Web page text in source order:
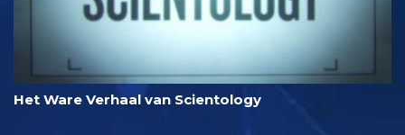
Het Ware Verhaal van Scientology